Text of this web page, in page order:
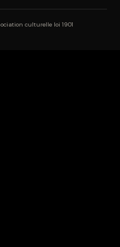
culturelle loi 1901